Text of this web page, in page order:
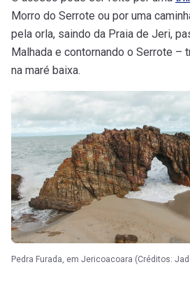
Morro do Serrote ou por uma
pela orla, saindo da Praia de Jeri,
Malhada e contornando o Serrote –
na maré baixa.
Pedra Furada, em Jericoacoara (Créditos: